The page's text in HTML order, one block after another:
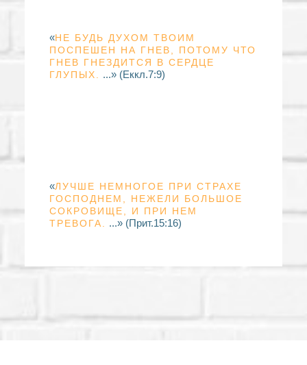
«НЕ БУДЬ ДУХОМ ТВОИМ
ПОСПЕШЕН НА ГНЕВ, ПОТОМУ ЧТО
ГНЕВ ГНЕЗДИТСЯ В СЕРДЦЕ
ГЛУПЫХ.
...» (Еккл.7:9)
«ЛУЧШЕ НЕМНОГОЕ ПРИ СТРАХЕ
ГОСПОДНЕМ, НЕЖЕЛИ БОЛЬШОЕ
СОКРОВИЩЕ, И ПРИ НЕМ
ТРЕВОГА.
...» (Прит.15:16)